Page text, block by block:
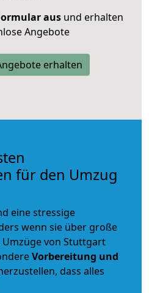
ausund erhalten
Angebote
erhalten
für den Umzug
eine stressige
wenn sie über große
von Stuttgart
Vorbereitung und
dass alles